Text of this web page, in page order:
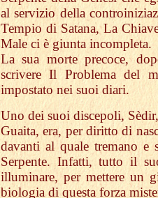
al servizio della
Tempio di Satana, La
Male ci è giunta incompleta.
La sua morte precoce,
scrivere Il Problema del
impostato nei suoi diari.
Uno dei suoi discepoli,
Guaita, era, per diritto di
davanti al quale tremano e
Serpente. Infatti, tutto il
illuminare, per mettere un
biologia di questa forza